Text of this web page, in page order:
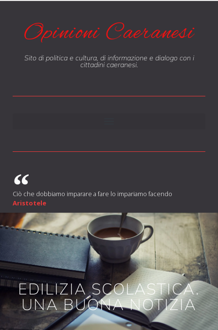
Opinioni Caeranesi
Sito di politica e cultura, di informazione e dialogo con i
cittadini caeranesi.
Ciò che dobbiamo imparare a fare lo impariamo facendo
Aristotele
EDILIZIA SCOLASTICA.
UNA BUONA NOTIZIA